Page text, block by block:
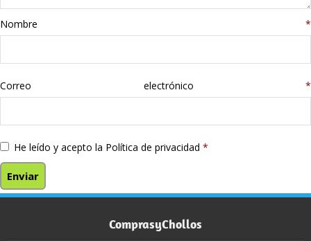
libros
Nombre *
Correo electrónico *
He leído y acepto la Política de privacidad *
ComprasyChollos